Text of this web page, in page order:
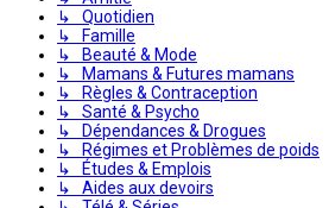
↳ Quotidien
↳ Famille
↳ Beauté & Mode
↳ Mamans & Futures mamans
↳ Règles & Contraception
↳ Santé & Psycho
↳ Dépendances & Drogues
↳ Régimes et Problèmes de poids
↳ Études & Emplois
↳ Aides aux devoirs